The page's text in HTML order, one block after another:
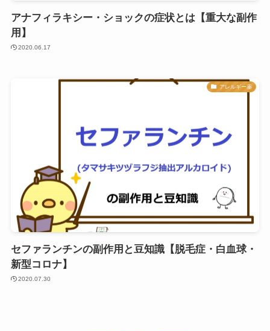
アナフィラキシー・ショックの症状とは【重大な副作
用】
2020.06.17
アレルギー薬
セファランチンの副作用と豆知識【脱毛症・白血球・
新型コロナ】
2020.07.30